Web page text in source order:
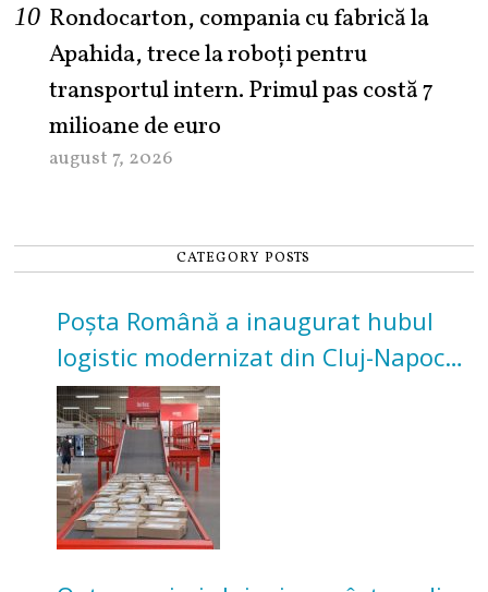
Rondocarton, compania cu fabrică la
Apahida, trece la roboți pentru
transportul intern. Primul pas costă 7
milioane de euro
august 7, 2026
CATEGORY POSTS
Poșta Română a inaugurat hubul
logistic modernizat din Cluj-Napoca.
Investiție de 3 milioane de euro